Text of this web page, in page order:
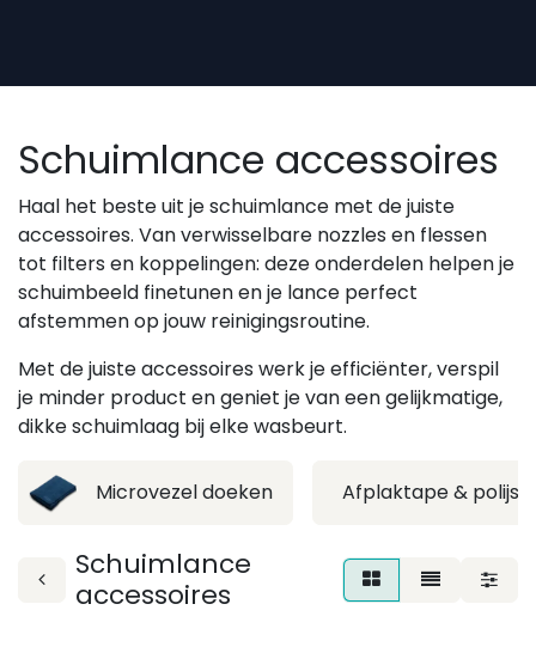
Schuimlance accessoires
Haal het beste uit je schuimlance met de juiste
accessoires. Van verwisselbare nozzles en flessen
tot filters en koppelingen: deze onderdelen helpen je
schuimbeeld finetunen en je lance perfect
afstemmen op jouw reinigingsroutine.
Met de juiste accessoires werk je efficiënter, verspil
je minder product en geniet je van een gelijkmatige,
dikke schuimlaag bij elke wasbeurt.
Microvezel doeken Afplaktape &
Schuimlance
accessoires